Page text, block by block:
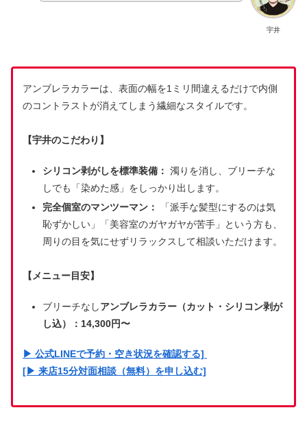
宇井
アンブレラカラーは、表面の幅を1ミリ間違えるだけで内側
のコントラストが消えてしまう繊細なスタイルです。
【宇井のこだわり】
シリコン剥がしを標準装備： 濁りを消し、ブリーチな
しでも「染めた感」をしっかり出します。
完全個室のマンツーマン：
「派手な髪型にするのは気
恥ずかしい」「美容室のガヤガヤが苦手」という方も、
周りの目を気にせずリラックスして相談いただけます。
【メニュー目安】
ブリーチなしアンブレラカラー（カット・シリコン剥が
し込）：14,300円〜
▶︎ 公式LINEで予約・空き状況を確認する]
[▶︎ 来店15分対面相談（無料）を申し込む]